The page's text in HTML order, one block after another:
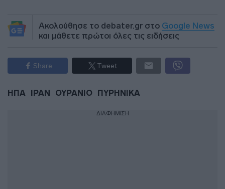
Ακολούθησε το debater.gr στο Google News
και μάθετε πρώτοι όλες τις ειδήσεις
Share Tweet
ΗΠΑ ΙΡΑΝ ΟΥΡΑΝΙΟ ΠΥΡΗΝΙΚΑ
ΔΙΑΦΗΜΙΣΗ